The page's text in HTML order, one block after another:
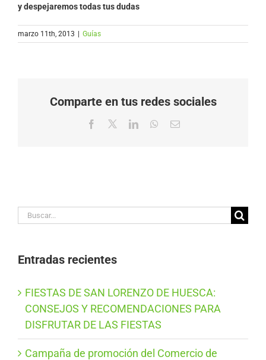
y despejaremos todas tus dudas
marzo 11th, 2013 Guías
Comparte en tus redes sociales
Facebook LinkedInWhatsApp
Correo
Buscar:
Entradas recientes
FIESTAS DE SAN LORENZO DE HUESCA:
CONSEJOS Y RECOMENDACIONES PARA
DISFRUTAR DE LAS FIESTAS
Campaña de promoción del Comercio de